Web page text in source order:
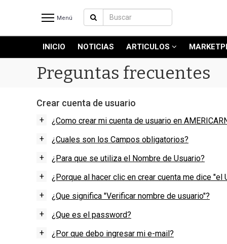
NOTICIAS RECIENTES
NOTICIAS
PROCESO
PRODUCTO
NUEVOS PRODUCTOS
MARKETPLACE
REVISTAS
CATÁLOGO DE CORTES DE
CARNE VACUNA
Menú
INICIO NOTICIAS ARTICULOS
Preguntas frecuentes
Crear cuenta de usuario
+
¿Como crear mi cuenta de usuario en
+
¿Cuales son los Campos obligatorios?
+
¿Para que se utiliza el Nombre de Usuario?
+
¿Porque al hacer clic en crear cuenta me dice "el
+
¿Que significa "Verificar nombre de usuario"?
+
¿Que es el password?
+
¿Por que debo ingresar mi e-mail?